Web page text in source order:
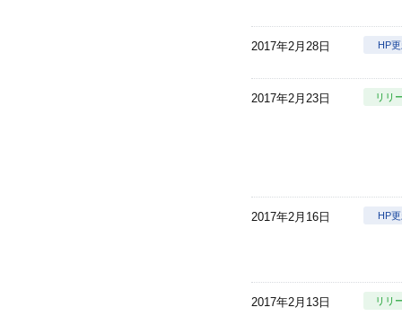
2017年2月28日 HP
2017年2月23日 リリ
2017年2月16日 HP
2017年2月13日 リリ